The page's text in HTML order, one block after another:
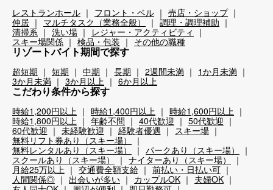
レストランホール フロント・ベル
売店・ショップ
仲居
マルチタスク（業務全般）
調理・調理補助
清掃系
洗い場
レジャー・アクティビティ
スキー場関係
検品・包装 その他の職種
リゾートバイト期間で探す
超短期 短期 中期 長期 2週間未満
1か月未満
3か月未満
3か月以上 6か月以上
こだわり条件から探す
時給1,200円以上 時給1,400円以上
時給1,600円以上
時給1,800円以上
年齢不問 40代歓迎
50代歓迎
60代歓迎
未経験歓迎 経験者優遇
スキー場
無料リフト券あり（スキー場）
無料レンタルあり（スキー場）
パークあり（スキー場）
スクールあり（スキー場）
ナイターあり（スキー場）
月給25万以上
交通費全額支給
前払い・日払い可
人間関係◎
出会いが多い カップルOK
夫婦OK